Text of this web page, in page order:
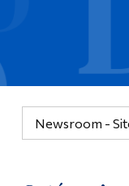
Newsroom -